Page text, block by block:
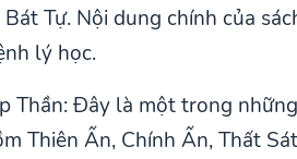
Tự. Nội dung chính của
lý học.
Thần: Đây là một trong
Thiên Ấn, Chính Ấn, Thất